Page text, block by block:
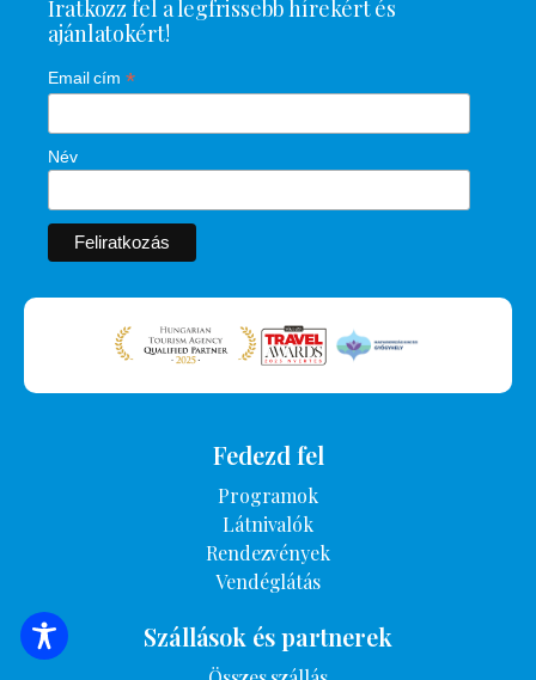
SZÁLLÁSOK KERESÉSE
Iratkozz fel a legfrissebb hírekért és
ajánlatokért!
Email cím *
Név
Fedezd fel
Programok
Látnivalók
Rendezvények
Vendéglátás
Szállások és partnerek